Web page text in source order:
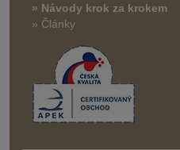
» Návody krok za krokem
» Články